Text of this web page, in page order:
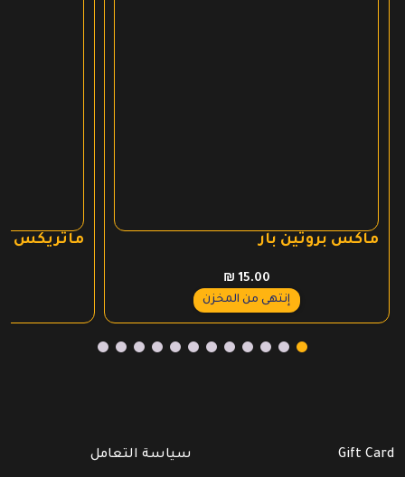
ماكس بروتين بار
₪ 15.00
إنتهى من المخزن
ماتريكس
Gift Card سياسة التعامل